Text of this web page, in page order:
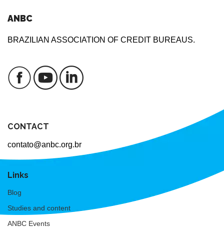
ANBC
BRAZILIAN ASSOCIATION OF CREDIT BUREAUS.
CONTACT
contato@anbc.org.br
Links
Blog
Studies and content
ANBC Events